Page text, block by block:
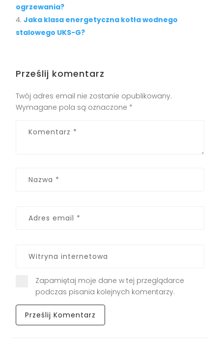
ogrzewania?
Jaka klasa energetyczna kotła wodnego
stalowego UKS-G?
Prześlij komentarz
Twój adres email nie zostanie opublikowany.
Wymagane pola są oznaczone *
Zapamiętaj moje dane w tej przeglądarce
podczas pisania kolejnych komentarzy.